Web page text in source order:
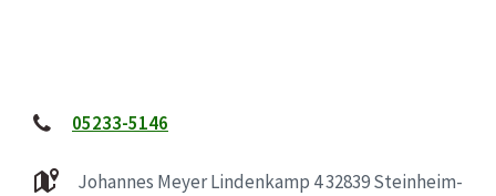
05233-5146
Johannes Meyer Lindenkamp 4 32839 Steinheim-